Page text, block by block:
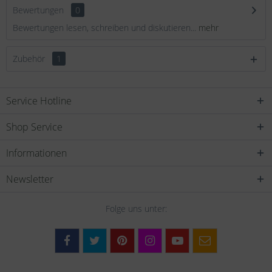
Bewertungen
0
Bewertungen lesen, schreiben und diskutieren... mehr
Zubehör 1
Service Hotline
Shop Service
Informationen
Newsletter
Folge uns unter: